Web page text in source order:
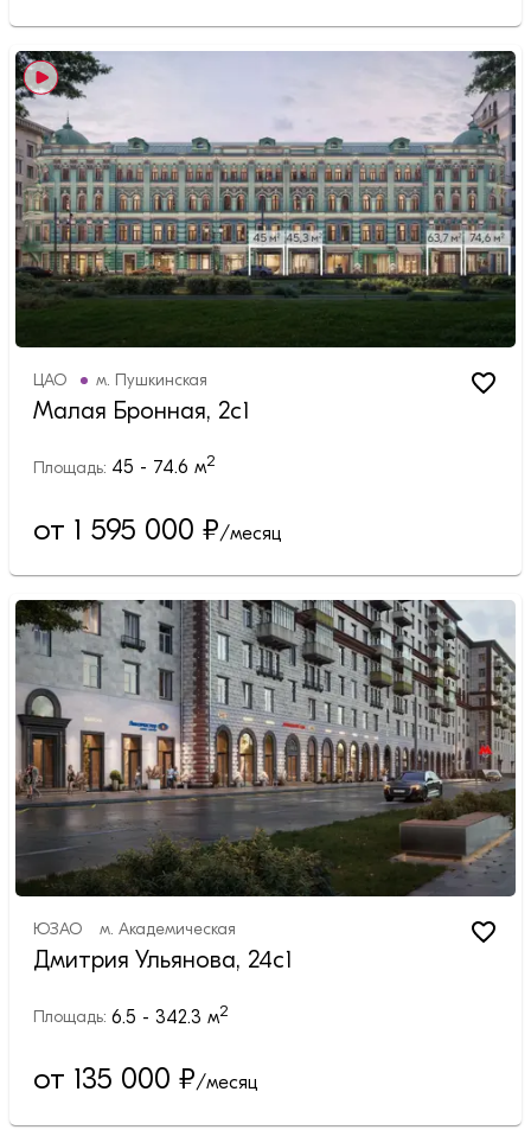
ЦАО м. Пушкинская
Малая Бронная, 2с1
Площадь: 45 - 74.6 м2
от 1 595 000 ₽/месяц
ЮЗАО м. Академическая
Дмитрия Ульянова, 24с1
Площадь: 6.5 - 342.3 м2
от 135 000 ₽/месяц